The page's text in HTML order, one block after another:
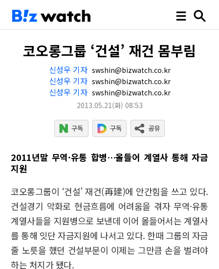
코오롱그룹 ‘건설’ 재건 몸부림
신성우 기자 swshin@bizwatch.co.kr
신성우 기자 swshin@bizwatch.co.kr
신성우 기자 swshin@bizwatch.co.kr
2013.05.21(화) 08:53
2011년말 무역·유통 합병…올들어 계열사 통해 자금
지원
코오롱그룹이 ‘건설’ 재건(再建)에 안간힘을 쓰고 있다.
건설경기 악화로 현금흐름에 어려움을 겪자 무역·유통
계열사들을 지원병으로 보낸데 이어 올들어서는 계열사
를 통해 잇단 자금지원에 나서고 있다. 한때 그룹의 자금
줄 노릇을 했던 건설부문이 이제는 그만큼 손을 벌려야
하는 처지가 됐다.